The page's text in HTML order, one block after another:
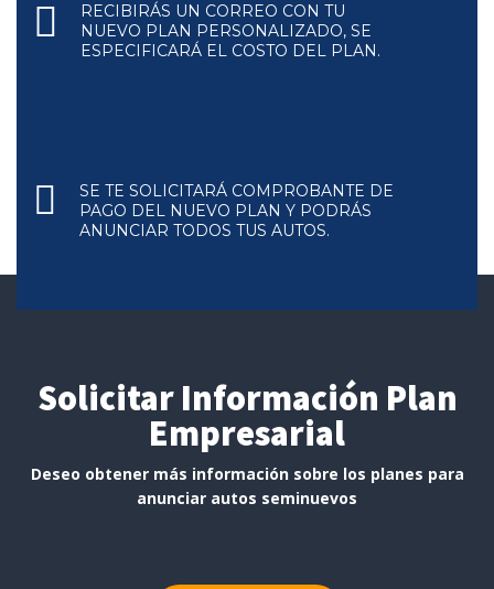
RECIBIRÁS UN CORREO CON TU
NUEVO PLAN PERSONALIZADO, SE
ESPECIFICARÁ EL COSTO DEL PLAN.
SE TE SOLICITARÁ COMPROBANTE DE
PAGO DEL NUEVO PLAN Y PODRÁS
ANUNCIAR TODOS TUS AUTOS.
Solicitar Información Plan
Empresarial
Deseo obtener más información sobre los planes para
anunciar autos seminuevos